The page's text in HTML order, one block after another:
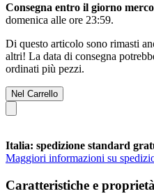
Consegna entro il giorno
domenica alle ore 23:59.
Di questo articolo sono rimasti
altri! La data di consegna
ordinati più pezzi.
Nel Carrello
Italia: spedizione standard
Maggiori informazioni su
Caratteristiche e proprietà